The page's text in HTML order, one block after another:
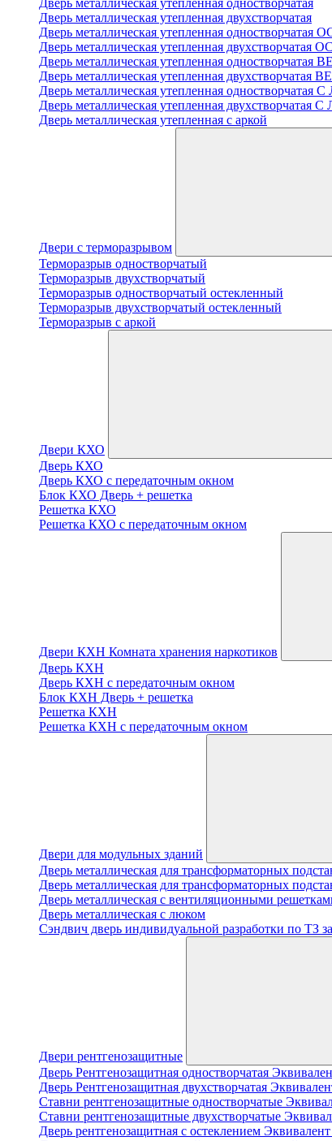
Дверь металлическая утепленная одностворчатая
Дверь металлическая утепленная двухстворчатая
Дверь металлическая утепленная
Дверь металлическая утепленная
Дверь металлическая утепленная
Дверь металлическая утепленная
Дверь металлическая утепленная
Дверь металлическая утепленная
Дверь металлическая утепленная с аркой
Двери с терморазрывом
Терморазрыв одностворчатый
Терморазрыв двухстворчатый
Терморазрыв одностворчатый остекленный
Терморазрыв двухстворчатый остекленный
Терморазрыв с аркой
Двери КХО
Дверь КХО
Дверь КХО с передаточным окном
Блок КХО Дверь + решетка
Решетка КХО
Решетка КХО с передаточным окном
Двери КХН Комната хранения наркотиков
Дверь КХН
Дверь КХН с передаточным окном
Блок КХН Дверь + решетка
Решетка КХН
Решетка КХН с передаточным окном
Двери для модульных зданий
Дверь металлическая для трансформаторных
Дверь металлическая для трансформаторных
Дверь металлическая с вентиляционными
Дверь металлическая с люком
Cэндвич дверь индивидуальной разработки по ТЗ
Двери рентгенозащитные
Дверь Рентгенозащитная одностворчатая
Дверь Рентгенозащитная двухстворчатая
Ставни рентгенозащитные одностворчатые
Ставни рентгенозащитные двухстворчатые
Дверь рентгенозащитная с остеклением